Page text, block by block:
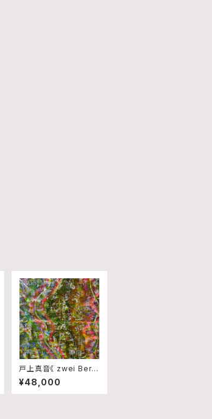
戸上真音《 zwei Berg
e 》
¥48,000